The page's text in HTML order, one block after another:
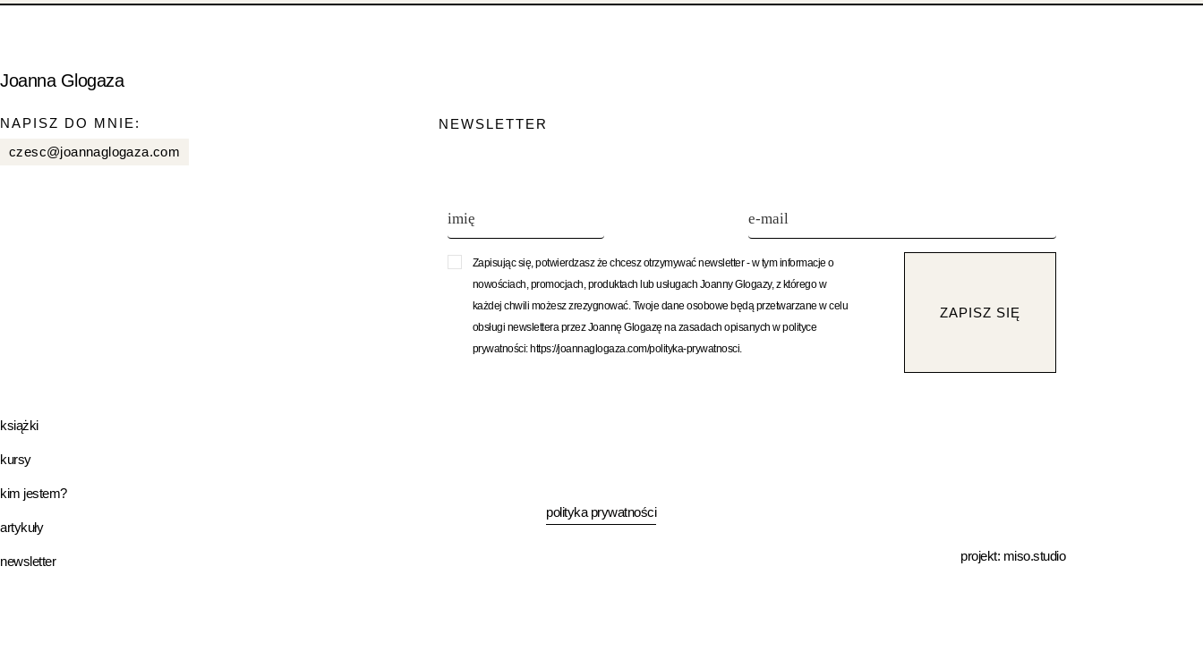
Joanna Glogaza
NAPISZ DO MNIE:
czesc@joannaglogaza.com
NEWSLETTER
Zapisując się, potwierdzasz że chcesz otrzymywać newsletter - w tym informacje o
nowościach, promocjach, produktach lub usługach Joanny Glogazy, z którego w
każdej chwili możesz zrezygnować. Twoje dane osobowe będą przetwarzane w celu
obsługi newslettera przez Joannę Glogazę na zasadach opisanych w polityce
prywatności: https://joannaglogaza.com/polityka-prywatnosci.
ZAPISZ SIĘ
książki
kursy
kim jestem?
artykuły
newsletter
polityka prywatności
projekt: miso.studio